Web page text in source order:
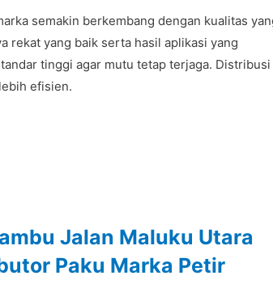
semakin berkembang dengan kualitas
rekat yang baik serta hasil aplikasi yang
tinggi agar mutu tetap terjaga. Distribusi
efisien.
Jalan Maluku Utara
Paku Marka Petir